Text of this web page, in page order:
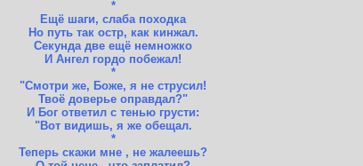
*
Ещё шаги, слаба походка
Но путь так остр, как кинжал.
Секунда две ещё немножко
И Ангел гордо побежал!
*
"Смотри же, Боже, я не струсил!
Твоё доверье оправдал?"
И Бог ответил с тенью грусти:
"Вот видишь, я же обещал.
*
Теперь скажи мне , не жалеешь?